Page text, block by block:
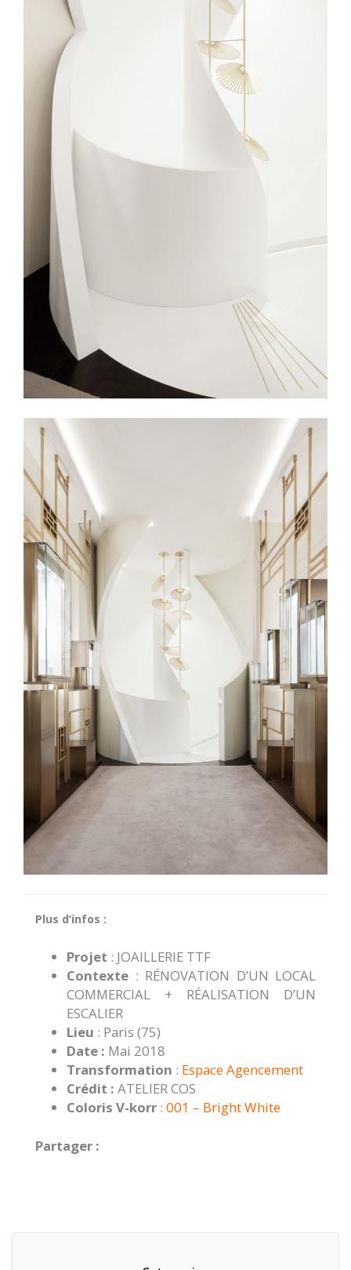
Plus d’infos :
Projet : JOAILLERIE TTF
Contexte : RÉNOVATION D’UN LOCAL
COMMERCIAL + RÉALISATION D’UN
ESCALIER
Lieu : Paris (75)
Date : Mai 2018
Transformation : Espace Agencement
Crédit : ATELIER COS
Coloris V-korr : 001 – Bright White
Partager :